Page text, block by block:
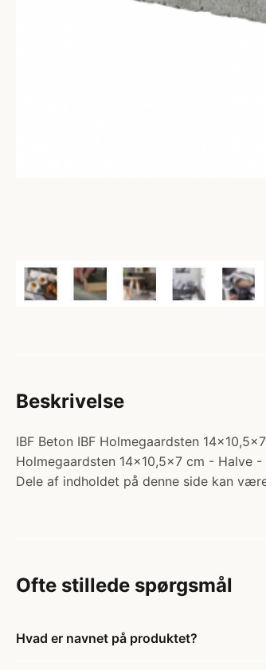
Beskrivelse
IBF Beton IBF Holmegaardsten
Holmegaardsten 14x10,5x7 cm - Halve
Dele af indholdet på denne side kan
Ofte stillede spørgsmål
Hvad er navnet på produktet?